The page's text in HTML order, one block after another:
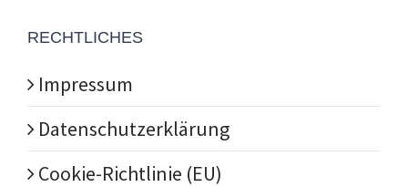
RECHTLICHES
Impressum
Datenschutzerklärung
Cookie-Richtlinie (EU)